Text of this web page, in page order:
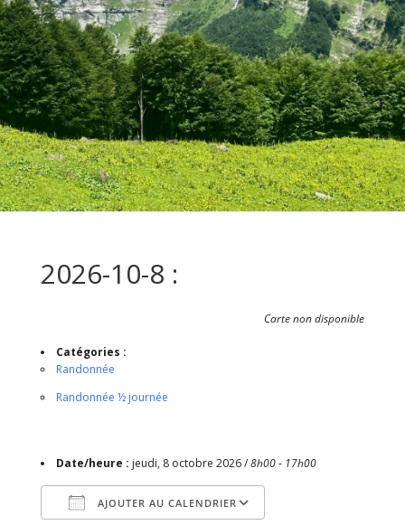
2026-10-8 :
Carte non disponible
Catégories :
Randonnée
Randonnée ½ journée
Date/heure : jeudi, 8 octobre 2026 /8h00 - 17h00
AJOUTER AU CALENDRIER